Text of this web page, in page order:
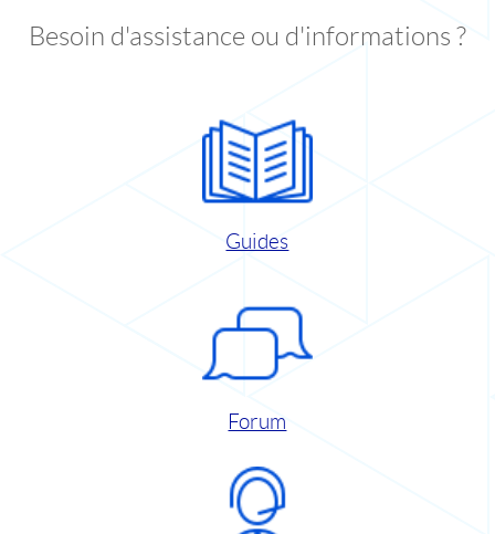
Besoin d'assistance ou d'informations ?
Guides
Forum